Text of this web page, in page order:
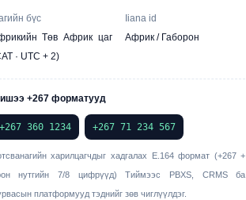
бүс
Төв Африк цаг
· UTC + 2)
Iiana id
Африк / Габорон
+267 форматууд
+267 360 1234 +267 71 234 567
харилцагчдыг хадгалах E.164 формат (+267 +
нутгийн 7/8 цифрүүд) Тиймээс PBXS, CRMS ба
платформууд тэднийг зөв чиглүүлдэг.